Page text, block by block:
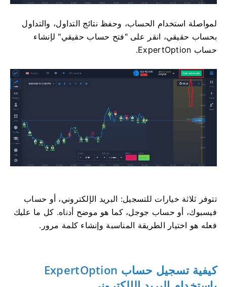
لمواصلة استخدام الحساب، وحفظ نتائج التداول، والتداول
بحساب حقيقي، انقر على "فتح حساب حقيقي" لإنشاء
حساب ExpertOption.
تتوفر ثلاثة خيارات للتسجيل: البريد الإلكتروني، أو حساب
فيسبوك، أو حساب جوجل، كما هو موضح أدناه. كل ما عليك
فعله هو اختيار الطريقة المناسبة وإنشاء كلمة مرور.
كيفية تسجيل حساب ExpertOption